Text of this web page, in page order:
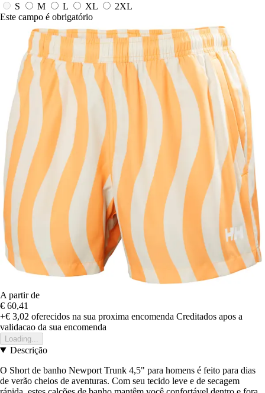
S
M L XL
2XL
Este campo é obrigatório
A partir de
€ 60,41
+€ 3,02 oferecidos na sua proxima encomenda Creditados apos a
validacao da sua encomenda
Loading...
Descrição
O Short de banho Newport Trunk 4,5" para homens é feito para dias
de verão cheios de aventuras. Com seu tecido leve e de secagem